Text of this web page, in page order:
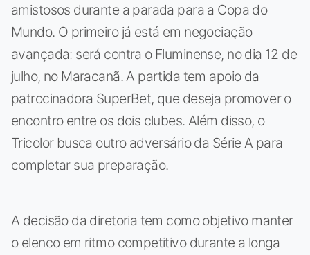
amistosos durante a parada para a Copa do
Mundo. O primeiro já está em negociação
avançada: será contra o Fluminense, no dia 12 de
julho, no Maracanã. A partida tem apoio da
patrocinadora SuperBet, que deseja promover o
encontro entre os dois clubes. Além disso, o
Tricolor busca outro adversário da Série A para
completar sua preparação.
A decisão da diretoria tem como objetivo manter
o elenco em ritmo competitivo durante a longa